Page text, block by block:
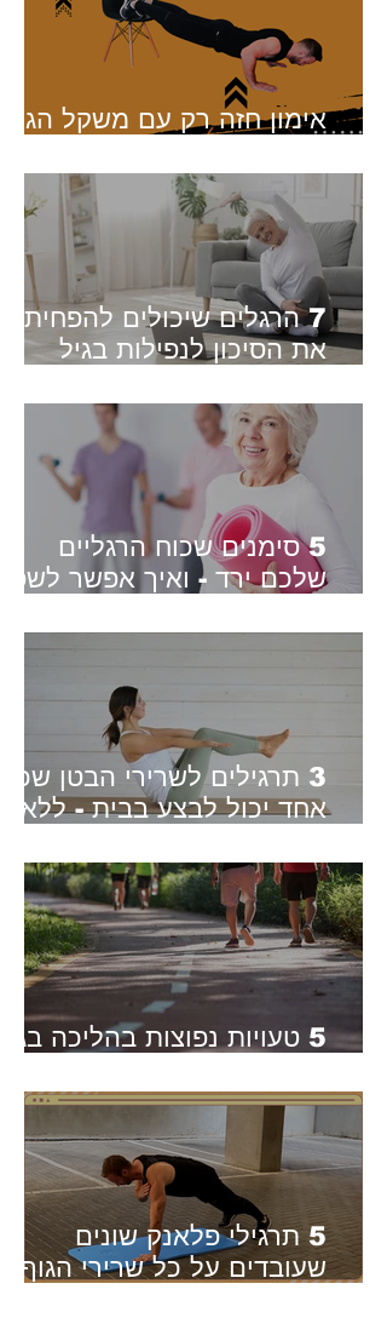
אימון חזה רק עם משקל הגוף
7 הרגלים שיכולים להפחית
את הסיכון לנפילות בגיל
5 סימנים שכוח הרגליים
שלכם ירד - ואיך אפשר
3 תרגילים לשרירי הבטן שכל
אחד יכול לבצע בבית - ללא
5 טעויות נפוצות בהליכה
5 תרגילי פלאנק שונים
שעובדים על כל שרירי הגוף -